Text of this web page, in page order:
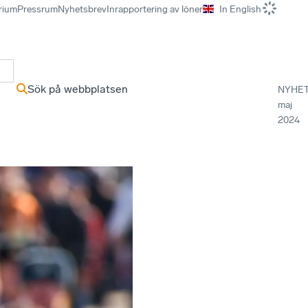
PressrumNyhetsbrevInrapportering av löner In English
Sök på webbplatsen
maj
2024